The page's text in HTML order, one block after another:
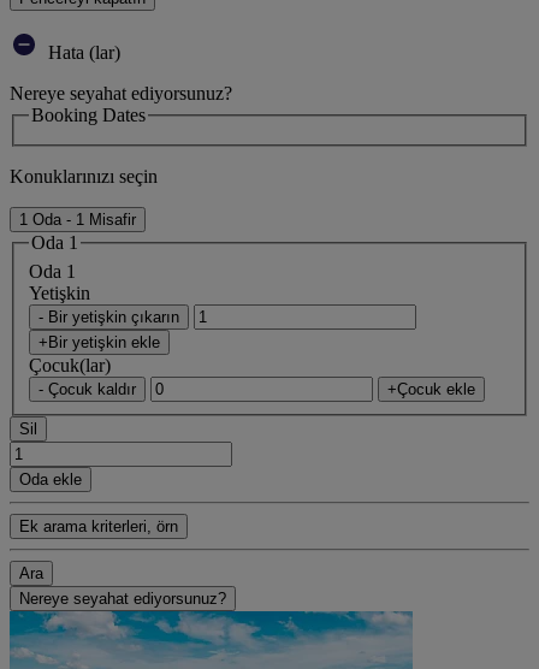
Hata (lar)
Nereye seyahat ediyorsunuz?
Booking Dates
Konuklarınızı seçin
1 Oda - 1 Misafir
Oda 1
Oda 1
Yetişkin
- Bir yetişkin çıkarın
+Bir yetişkin ekle
Çocuk(lar)
- Çocuk kaldır +Çocuk ekle
Sil
Oda ekle
Ek arama kriterleri, örn
Ara
Nereye seyahat ediyorsunuz?